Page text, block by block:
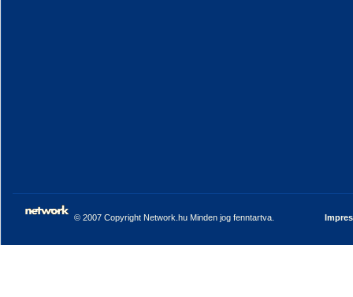
© 2007 Copyright Network.hu Minden jog fenntartva.